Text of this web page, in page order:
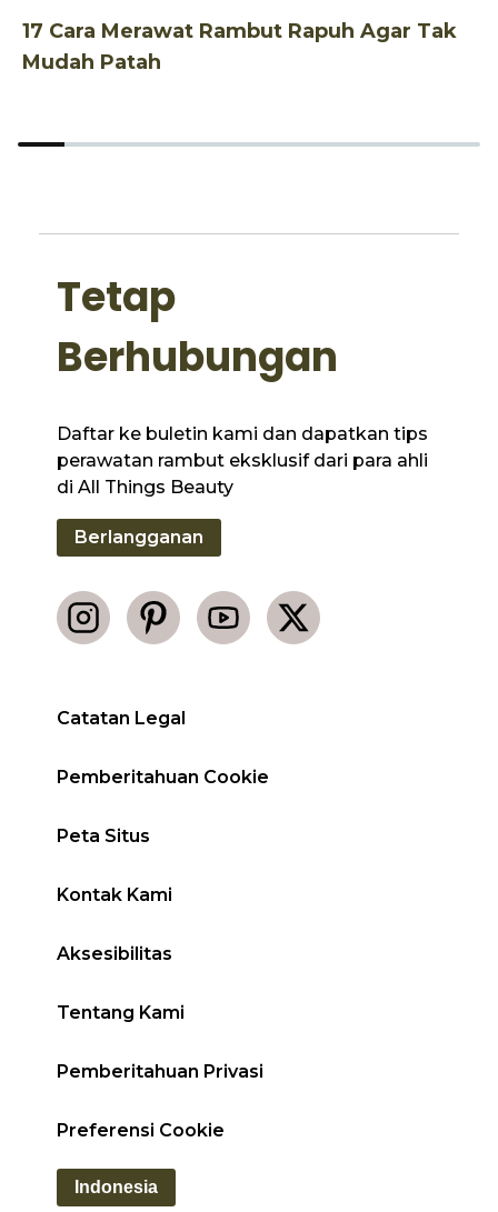
17 Cara Merawat Rambut Rapuh Agar Tak
Mudah Patah
Catatan Legal
Pemberitahuan Cookie
Peta Situs
Kontak Kami
Aksesibilitas
Tentang Kami
Pemberitahuan Privasi
Preferensi Cookie
Tetap
Berhubungan
Daftar ke buletin kami dan dapatkan tips
perawatan rambut eksklusif dari para ahli
di All Things Beauty
Berlangganan
Indonesia